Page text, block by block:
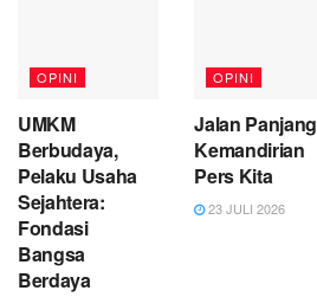
OPINI
UMKM
Berbudaya,
Pelaku Usaha
Sejahtera:
Fondasi
Bangsa
Berdaya
OPINI
Jalan Panjang
Kemandirian
Pers Kita
23 JULI 2026